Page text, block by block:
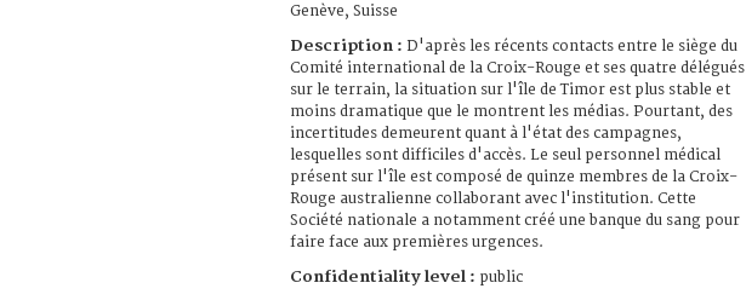
Genève, Suisse
Description : D'après les récents contacts entre le siège du
Comité international de la Croix-Rouge et ses quatre délégués
sur le terrain, la situation sur l'île de Timor est plus stable et
moins dramatique que le montrent les médias. Pourtant, des
incertitudes demeurent quant à l'état des campagnes,
lesquelles sont difficiles d'accès. Le seul personnel médical
présent sur l'île est composé de quinze membres de la Croix-
Rouge australienne collaborant avec l'institution. Cette
Société nationale a notamment créé une banque du sang pour
faire face aux premières urgences.
Confidentiality level : public